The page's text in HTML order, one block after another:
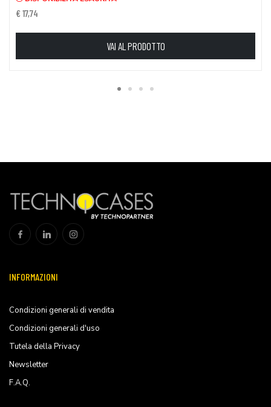
€ 17,74
VAI AL PRODOTTO
INFORMAZIONI
Condizioni generali di vendita
Condizioni generali d'uso
Tutela della Privacy
Newsletter
F.A.Q.